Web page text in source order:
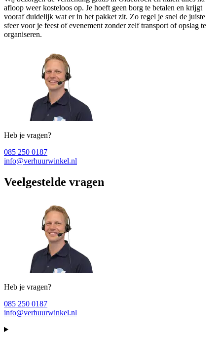
afloop weer kosteloos op. Je hoeft geen borg te betalen en krijgt
vooraf duidelijk wat er in het pakket zit. Zo regel je snel de juiste
sfeer voor je feest of evenement zonder zelf transport of opslag te
organiseren.
Heb je vragen?
085 250 0187
info@verhuurwinkel.nl
Veelgestelde vragen
Heb je vragen?
085 250 0187
info@verhuurwinkel.nl